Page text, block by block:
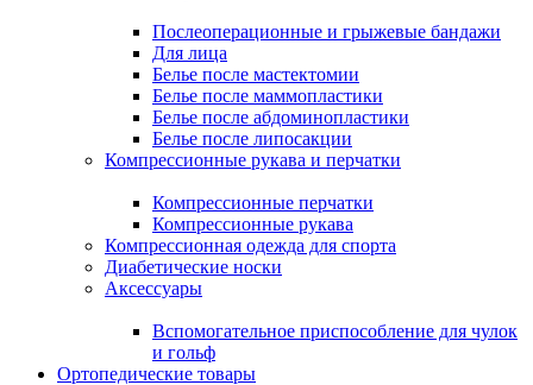
Послеоперационные и грыжевые бандажи
Для лица
Белье после мастектомии
Белье после маммопластики
Белье после абдоминопластики
Белье после липосакции
Компрессионные рукава и перчатки
Компрессионные перчатки
Компрессионные рукава
Компрессионная одежда для спорта
Диабетические носки
Аксессуары
Вспомогательное приспособление для чулок
и гольф
Ортопедические товары